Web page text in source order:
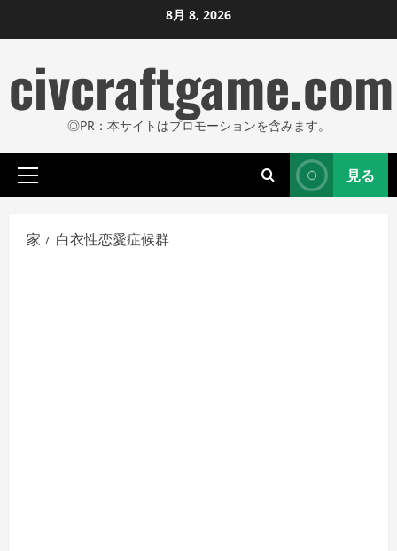
ン
ン
ツ
ス
ッ
8月 8, 2026
civcraftgame.com
◎PR：本サイトはプロモーションを含みます。
プ
イ
マ
見る
家 白衣性恋愛症候群